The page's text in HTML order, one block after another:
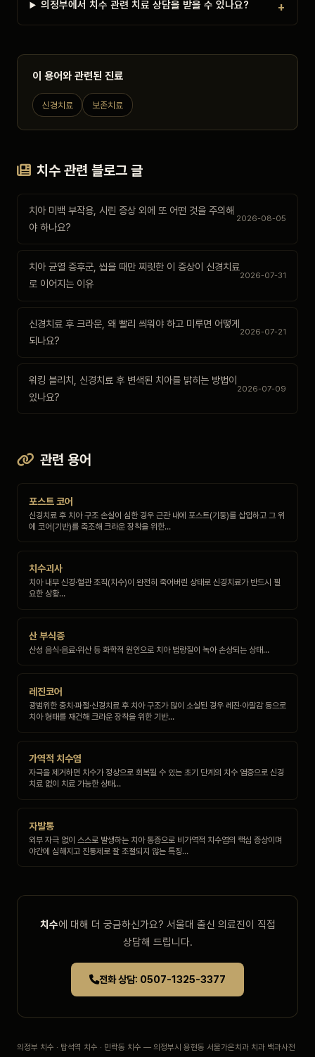
의정부에서 치수 관련 치료 상담을 받을 수 있나요?
이 용어와 관련된 진료
신경치료 보존치료
치수 관련 블로그 글
치아 미백 부작용, 시린 증상 외에 또 어떤 것을 주의해
야 하나요?
2026-08-05
치아 균열 증후군, 씹을 때만 찌릿한 이 증상이 신경치료
로 이어지는 이유
2026-07-31
신경치료 후 크라운, 왜 빨리 씌워야 하고 미루면 어떻게
되나요?
2026-07-21
워킹 블리치, 신경치료 후 변색된 치아를 밝히는 방법이
있나요?
2026-07-09
관련 용어
포스트 코어
신경치료 후 치아 구조 손실이 심한 경우 근관 내에 포스트(기둥)를 삽입하고 그 위
에 코어(기반)를 축조해 크라운 장착을 위한…
치수괴사
치아 내부 신경·혈관 조직(치수)이 완전히 죽어버린 상태로 신경치료가 반드시 필
요한 상황…
산 부식증
산성 음식·음료·위산 등 화학적 원인으로 치아 법랑질이 녹아 손상되는 상태…
레진코어
광범위한 충치·파절·신경치료 후 치아 구조가 많이 소실된 경우 레진·아말감 등으로
치아 형태를 재건해 크라운 장착을 위한 기반…
가역적 치수염
자극을 제거하면 치수가 정상으로 회복될 수 있는 초기 단계의 치수 염증으로 신경
치료 없이 치료 가능한 상태…
자발통
외부 자극 없이 스스로 발생하는 치아 통증으로 비가역적 치수염의 핵심 증상이며
야간에 심해지고 진통제로 잘 조절되지 않는 특징…
치수에 대해 더 궁금하신가요? 서울대 출신 의료진이 직접
상담해 드립니다.
전화 상담: 0507-1325-3377
의정부 치수 · 탑석역 치수 · 민락동 치수 — 의정부시 용현동 서울가온치과 치과 백과사전